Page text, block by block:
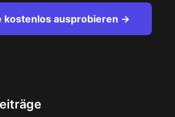
kostenlos ausprobieren →